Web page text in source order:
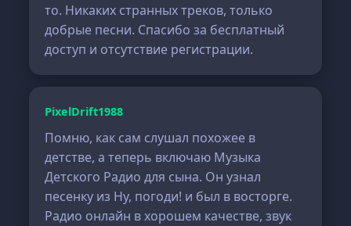
то. Никаких странных треков, только
добрые песни. Спасибо за бесплатный
доступ и отсутствие регистрации.
PixelDrift1988
Помню, как сам слушал похожее в
детстве, а теперь включаю Музыка
Детского Радио для сына. Он узнал
песенку из Ну, погоди! и был в восторге.
Радио онлайн в хорошем качестве, звук